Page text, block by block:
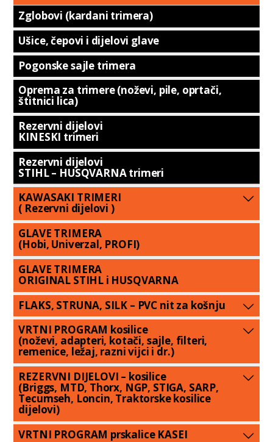
Zglobovi (kardani trimera)
Ušice, čepovi i dijelovi glave
Pogonske sajle trimera
Oprema za trimere (noževi, pile, oprtači,
štitnici lica)
Rezervni dijelovi
KINESKI trimeri
Rezervni dijelovi
STIHL – HUSQVARNA trimeri
KAWASAKI TRIMERI
( Rezervni dijelovi )
GLAVE TRIMERA
(Hobi, Univerzal, PROFI)
GLAVE TRIMERA
ORIGINAL STIHL i HUSQVARNA
FLAKS, STRUNA, SILK – PVC nit za košnju
VRTNI PROGRAM kosilice
(noževi, adapteri, kotači, sajle, filteri,
remenice, ležaj, razni vijci i dr.)
REZERVNI DIJELOVI – kosilice
(Briggs, MTD, Thorx, NGP, STIGA, SARP,
Tecumseh, Loncin, Traktorske kosilice
dijelovi)
VRTNI PROGRAM prskalice KASEI